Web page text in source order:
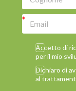
Accetto di
per il mio
Dichiaro di
al